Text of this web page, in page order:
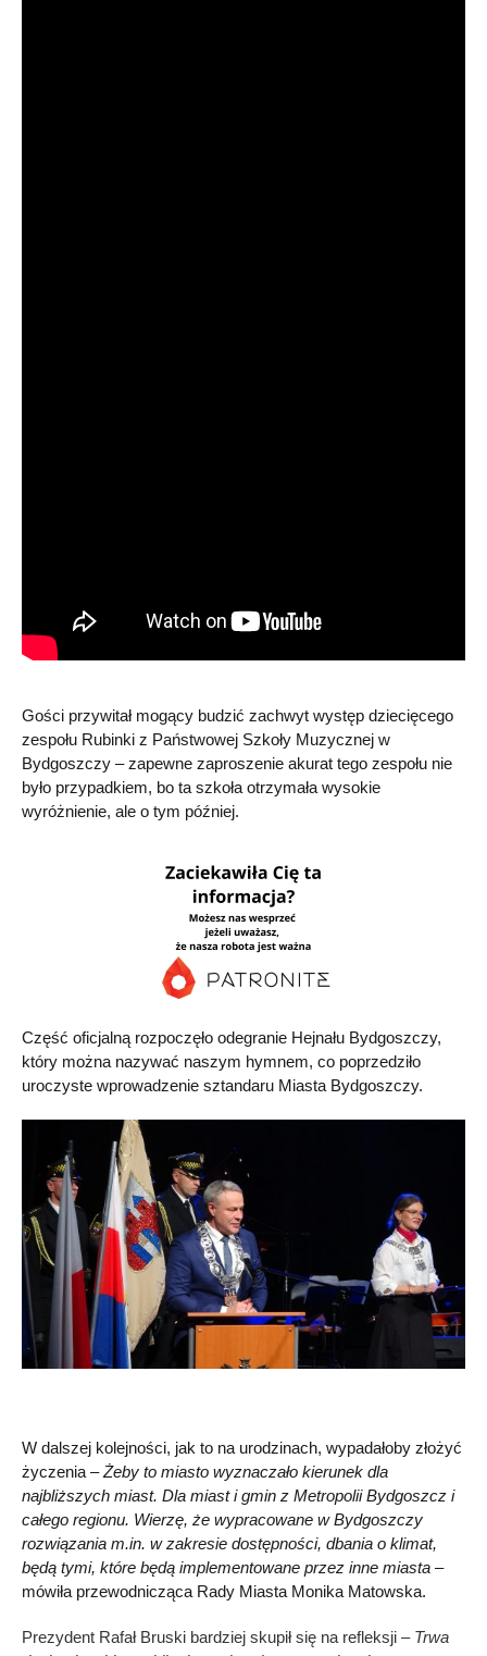
Gości przywitał mogący budzić zachwyt występ dziecięcego
zespołu Rubinki z Państwowej Szkoły Muzycznej w
Bydgoszczy – zapewne zaproszenie akurat tego zespołu nie
było przypadkiem, bo ta szkoła otrzymała wysokie
wyróżnienie, ale o tym później.
Część oficjalną rozpoczęło odegranie Hejnału Bydgoszczy,
który można nazywać naszym hymnem, co poprzedziło
uroczyste wprowadzenie sztandaru Miasta Bydgoszczy.
W dalszej kolejności, jak to na urodzinach, wypadałoby złożyć
życzenia –Żeby to miasto wyznaczało kierunek dla
najbliższych miast. Dla miast i gmin z Metropolii Bydgoszcz i
całego regionu. Wierzę, że wypracowane w Bydgoszczy
rozwiązania m.in. w zakresie dostępności, dbania o klimat,
będą tymi, które będą implementowane przez inne miasta –
mówiła przewodnicząca Rady Miasta Monika Matowska.
Prezydent Rafał Bruski bardziej skupił się na refleksji – Trwa